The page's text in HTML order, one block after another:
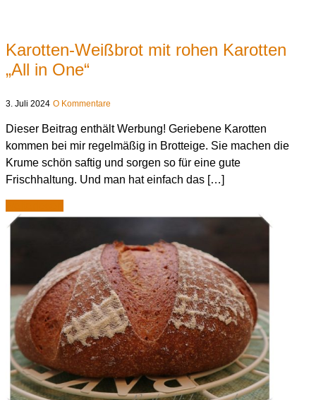
Karotten-Weißbrot mit rohen Karotten
„All in One“
3. Juli 2024 O Kommentare
Dieser Beitrag enthält Werbung! Geriebene Karotten
kommen bei mir regelmäßig in Brotteige. Sie machen die
Krume schön saftig und sorgen so für eine gute
Frischhaltung. Und man hat einfach das […]